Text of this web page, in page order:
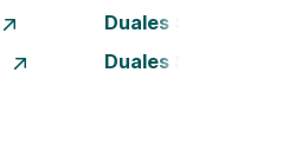
Duales Studium
Duales Studium